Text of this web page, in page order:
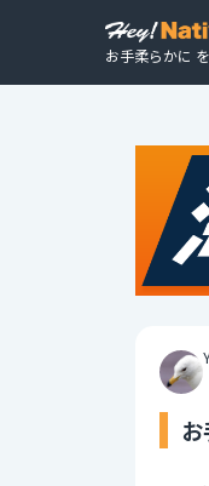
お手柔らかに